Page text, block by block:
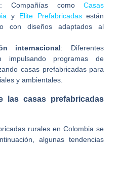
: Compañías comoCasas
y Elite Prefabricadasestán
con diseños adaptados al
internacional: Diferentes
impulsando programas de
casas prefabricadas para
y ambientales.
las casas prefabricadas
rurales en Colombia se
algunas tendencias